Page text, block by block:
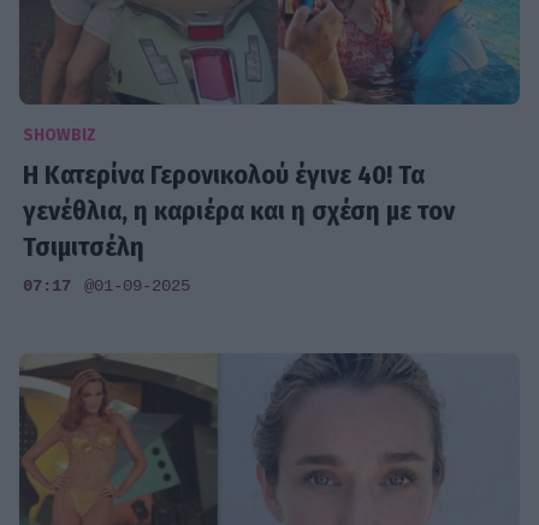
SHOWBIZ
Η Κατερίνα Γερονικολού έγινε 40! Τα
γενέθλια, η καριέρα και η σχέση με τον
Τσιμιτσέλη
07:17 @01-09-2025